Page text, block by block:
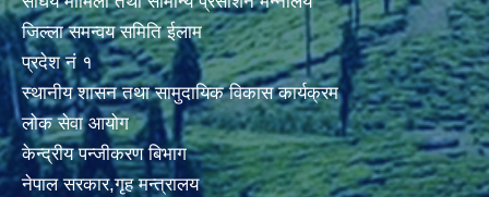
जिल्ला समन्वय समिति ईलाम
प्रदेश नं १
स्थानीय शासन तथा सामुदायिक विकास कार्यक्रम
लोक सेवा आयोग
केन्द्रीय पन्जीकरण बिभाग
नेपाल सरकार,गृह मन्त्रालय